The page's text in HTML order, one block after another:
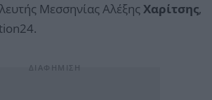
Μεσσηνίας Αλέξης Χαρίτσης,